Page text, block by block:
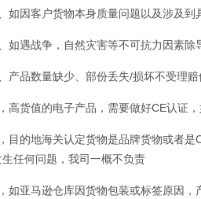
如因客户货物本身质量问题以及涉及到
如遇战争，自然灾害等不可抗力因素除
产品数量缺少、部份丢失/损坏不受理赔
高货值的电子产品，需要做好CE认证
目的地海关认定货物是品牌货物或者是
生任何问题，我司一概不负责
如亚马逊仓库因货物包装或标签原因